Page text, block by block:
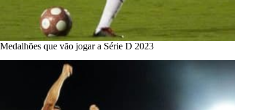
Medalhões que vão jogar a Série D 2023